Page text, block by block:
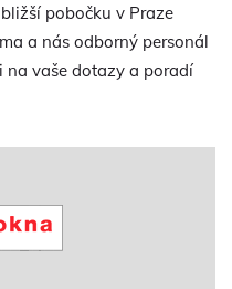
pobočku v Praze
a nás odborný personál
na vaše dotazy a poradí